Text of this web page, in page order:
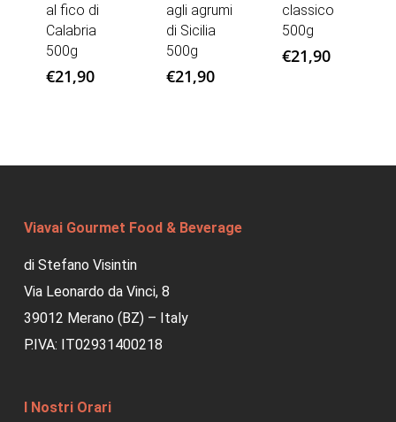
al fico di
Calabria
500g
€21,90
agli agrumi
di Sicilia
500g
€21,90
classico
500g
€21,90
Viavai Gourmet Food & Beverage
di Stefano Visintin
Via Leonardo da Vinci, 8
39012 Merano (BZ) – Italy
P.IVA: IT02931400218
I Nostri Orari